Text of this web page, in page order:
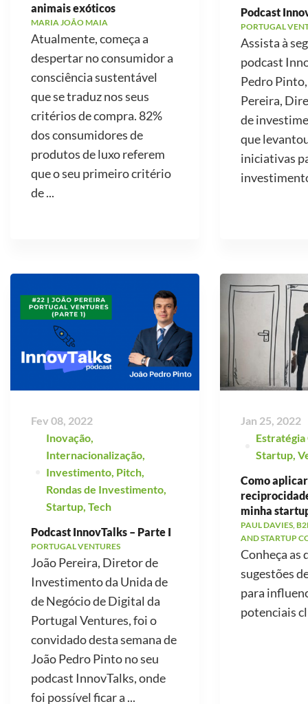
animais exóticos
MARIA JOÃO MAIA
Atualmente, começa a
despertar no consumidor a
consciência sustentável
que se traduz nos seus
critérios de compra. 82%
dos consumidores de
produtos de luxo referem
que o seu primeiro critério
de ...
Podcast
PORTUGAL
Assista à
podcast
Pedro
Pereira,
de
que
iniciativas
Fev 08, 2022
Inovação,
Internacionalização,
Investimento, Pitch,
Rondas de Investimento,
Startup, Tech
Podcast InnovTalks – Parte I
PORTUGAL VENTURES
João Pereira, Diretor de
Investimento da Unida de
de Negócio de Digital da
Portugal Ventures, foi o
convidado desta semana de
João Pedro Pinto no seu
podcast InnovTalks, onde
foi possível ficar a ...
Jan 25, 2022
Startup,
Como
minha
PAUL DAVIES,
AND STARTUP
Conheça as
sugestões
para
potenciais